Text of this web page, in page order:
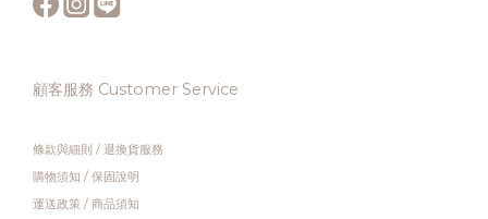
顧客服務 Customer Service
條款與細則 / 退換貨服務
購物須知 / 保固說明
運送政策 / 商品須知